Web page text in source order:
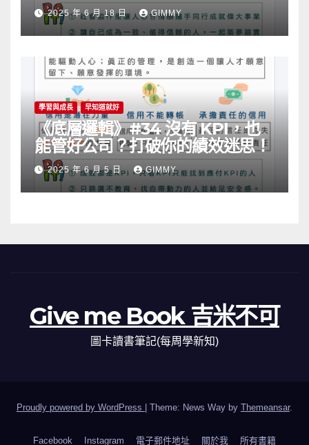
2025 年 6 月 18 日 GIMMY
學習與成長 早知道就好
《底層邏輯》#34 沒有 KPI，也
能管好公司？打破你的績效迷思！
2025 年 6 月 5 日 GIMMY
Give me Book 吉米不可
圖卡讀書筆記(每周學新知)
Proudly powered by WordPress Theme: News Way by Themeansar.
Facebook Instagram 電子郵件地址 關於我 所有書籍